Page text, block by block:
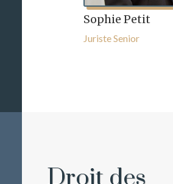
Sophie Petit
Juriste Senior